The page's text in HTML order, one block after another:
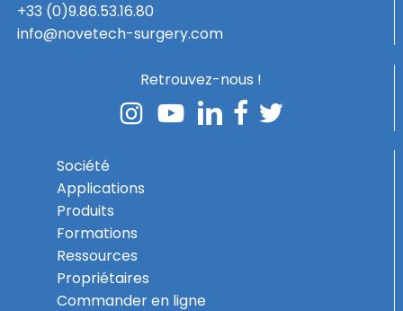
+33 (0)9.86.53.16.80
info@novetech-surgery.com
Retrouvez-nous !
Société
Applications
Produits
Formations
Ressources
Propriétaires
Commander en ligne